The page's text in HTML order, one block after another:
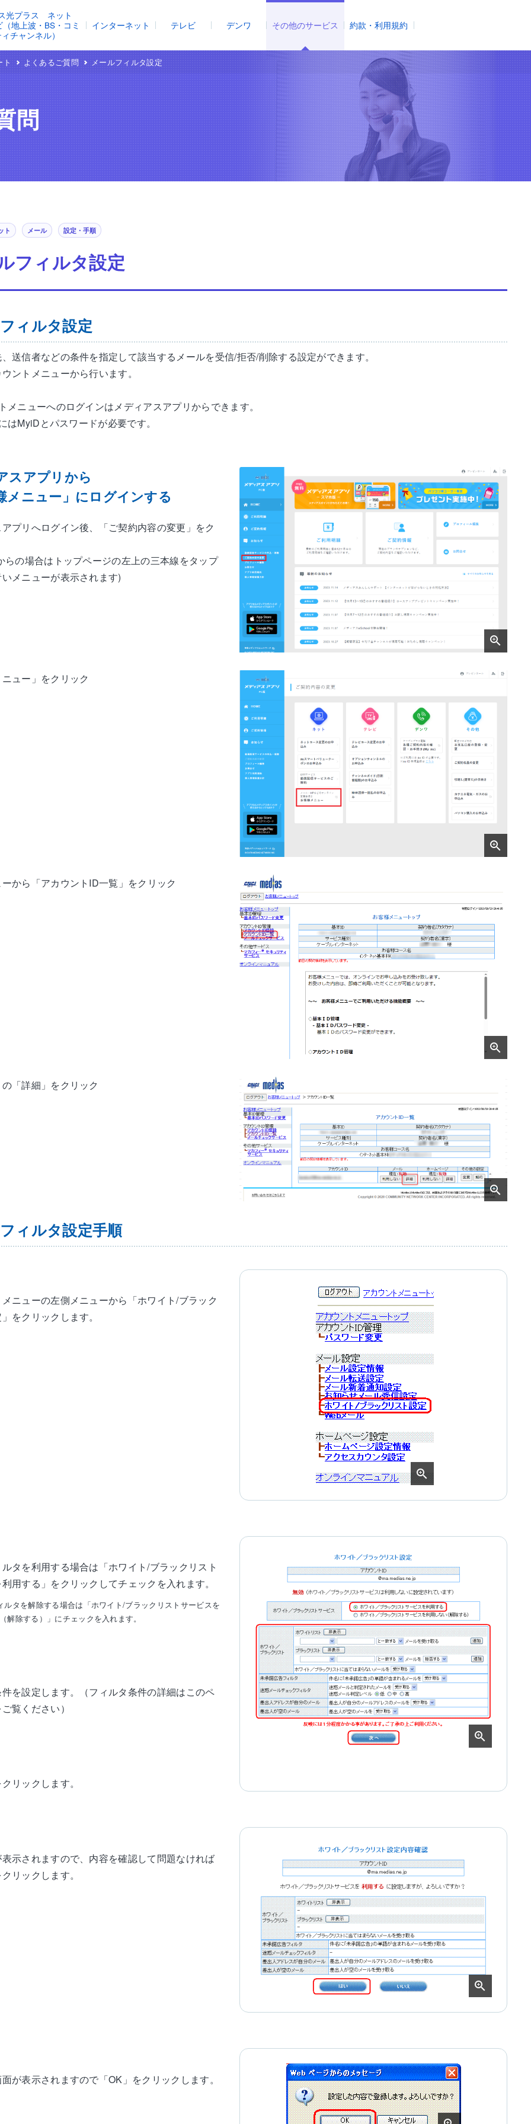
光プラス ネット
地上波・BS・コミ
チャンネル）
インターネット テレビ デンワ その他のサービス 約款・利用規約
よくあるご質問 メールフィルタ設定
問
ト メール 設定・手順
フィルタ設定
ィルタ設定
送信者などの条件を指定して該当するメールを受信/拒否/削除する設定ができます。
ントメニューから行います。
メニューへのログインはメディアスアプリからできます。
はMyiDとパスワードが必要です。
スアプリから
メニュー」にログインする
プリへログイン後、「ご契約内容の変更」をク
らの場合はトップページの左上の三本線をタップ
メニューが表示されます)
ュー」をクリック
から「アカウントID一覧」をクリック
「詳細」をクリック
ィルタ設定手順
ニューの左側メニューから「ホワイト/ブラック
をクリックします。
タを利用する場合は「ホワイト/ブラックリスト
用する」をクリックしてチェックを入れます。
ルタを解除する場合は「ホワイト/ブラックリストサービスを
解除する）」にチェックを入れます。
を設定します。（フィルタ条件の詳細はこのペ
覧ください）
リックします。
示されますので、内容を確認して問題なければ
リックします。
が表示されますので「OK」をクリックします。